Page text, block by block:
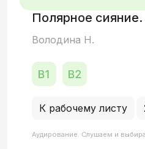
Полярное
Володина Н.
К рабочему листу
Аудирование. Слушаем и